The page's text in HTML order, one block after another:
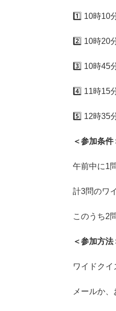
1️⃣ 10時10
2️⃣ 10時20
3️⃣ 10時45
4️⃣ 11時15
5️⃣ 12時35
＜参加条件
午前中に1
計3問のワ
このうち2
＜参加方法
ワイドクイ
メールか、